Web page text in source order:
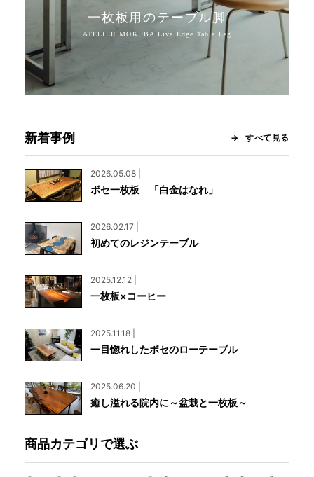
一枚板用のテーブル脚
新着事例 すべて見る
2026.05.08 |
ボセ一枚板 「白金はなれ」
2026.02.17 |
初めてのレジンテーブル
2025.12.12 |
一枚板×コーヒー
2025.11.18 |
一目惚れしたボセのローテーブル
2025.06.20 |
癒し溢れる院内に～盆栽と一枚板～
商品カテゴリで選ぶ